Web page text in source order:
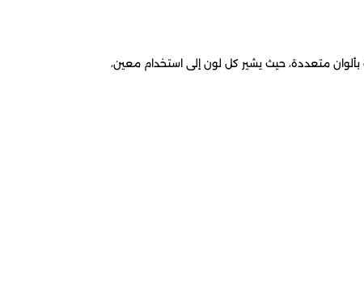
بألوان متعددة، حيث يشير كل لون إلى استخدام معين،